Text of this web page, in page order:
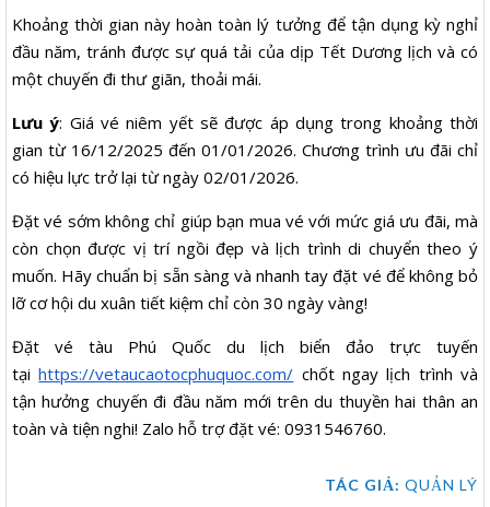
Khoảng thời gian này hoàn toàn lý tưởng để tận dụng kỳ nghỉ
đầu năm, tránh được sự quá tải của dịp Tết Dương lịch và có
một chuyến đi thư giãn, thoải mái.
Lưu ý: Giá vé niêm yết sẽ được áp dụng trong khoảng thời
gian từ 16/12/2025 đến 01/01/2026. Chương trình ưu đãi chỉ
có hiệu lực trở lại từ ngày 02/01/2026.
Đặt vé sớm không chỉ giúp bạn mua vé với mức giá ưu đãi, mà
còn chọn được vị trí ngồi đẹp và lịch trình di chuyển theo ý
muốn. Hãy chuẩn bị sẵn sàng và nhanh tay đặt vé để không bỏ
lỡ cơ hội du xuân tiết kiệm chỉ còn 30 ngày vàng!
Đặt vé tàu Phú Quốc du lịch biển đảo trực tuyến
tạihttps://vetaucaotocphuquoc.com/ chốt ngay lịch trình và
tận hưởng chuyến đi đầu năm mới trên du thuyền hai thân an
toàn và tiện nghi! Zalo hỗ trợ đặt vé: 0931546760.
TÁC GIẢ: QUẢN LÝ